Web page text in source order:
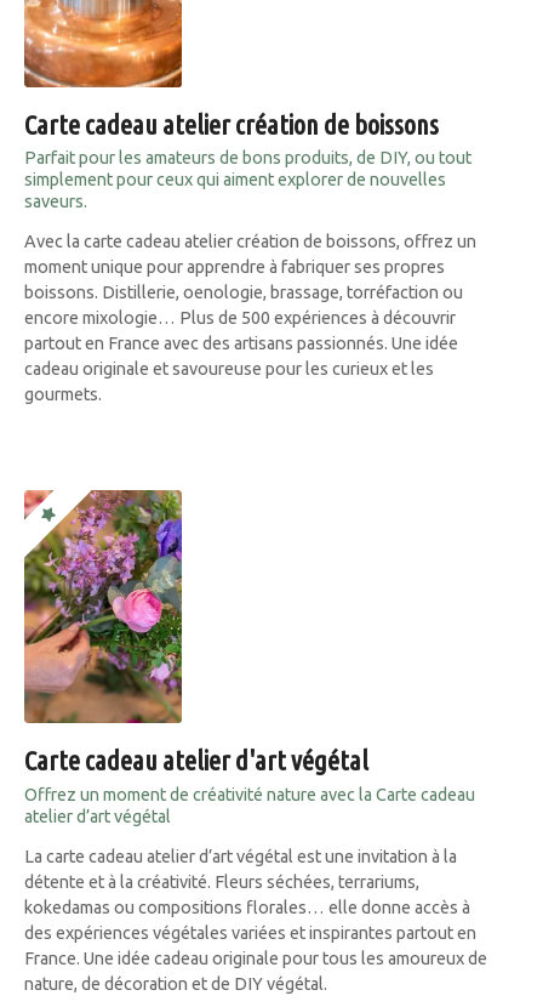
Carte cadeau atelier création de boissons
Parfait pour les amateurs de bons produits, de DIY, ou tout
simplement pour ceux qui aiment explorer de nouvelles
saveurs.
Avec la carte cadeau atelier création de boissons, offrez un
moment unique pour apprendre à fabriquer ses propres
boissons. Distillerie, oenologie, brassage, torréfaction ou
encore mixologie… Plus de 500 expériences à découvrir
partout en France avec des artisans passionnés. Une idée
cadeau originale et savoureuse pour les curieux et les
gourmets.
Carte cadeau atelier d'art végétal
Offrez un moment de créativité nature avec la Carte cadeau
atelier d’art végétal
La carte cadeau atelier d’art végétal est une invitation à la
détente et à la créativité. Fleurs séchées, terrariums,
kokedamas ou compositions florales… elle donne accès à
des expériences végétales variées et inspirantes partout en
France. Une idée cadeau originale pour tous les amoureux de
nature, de décoration et de DIY végétal.